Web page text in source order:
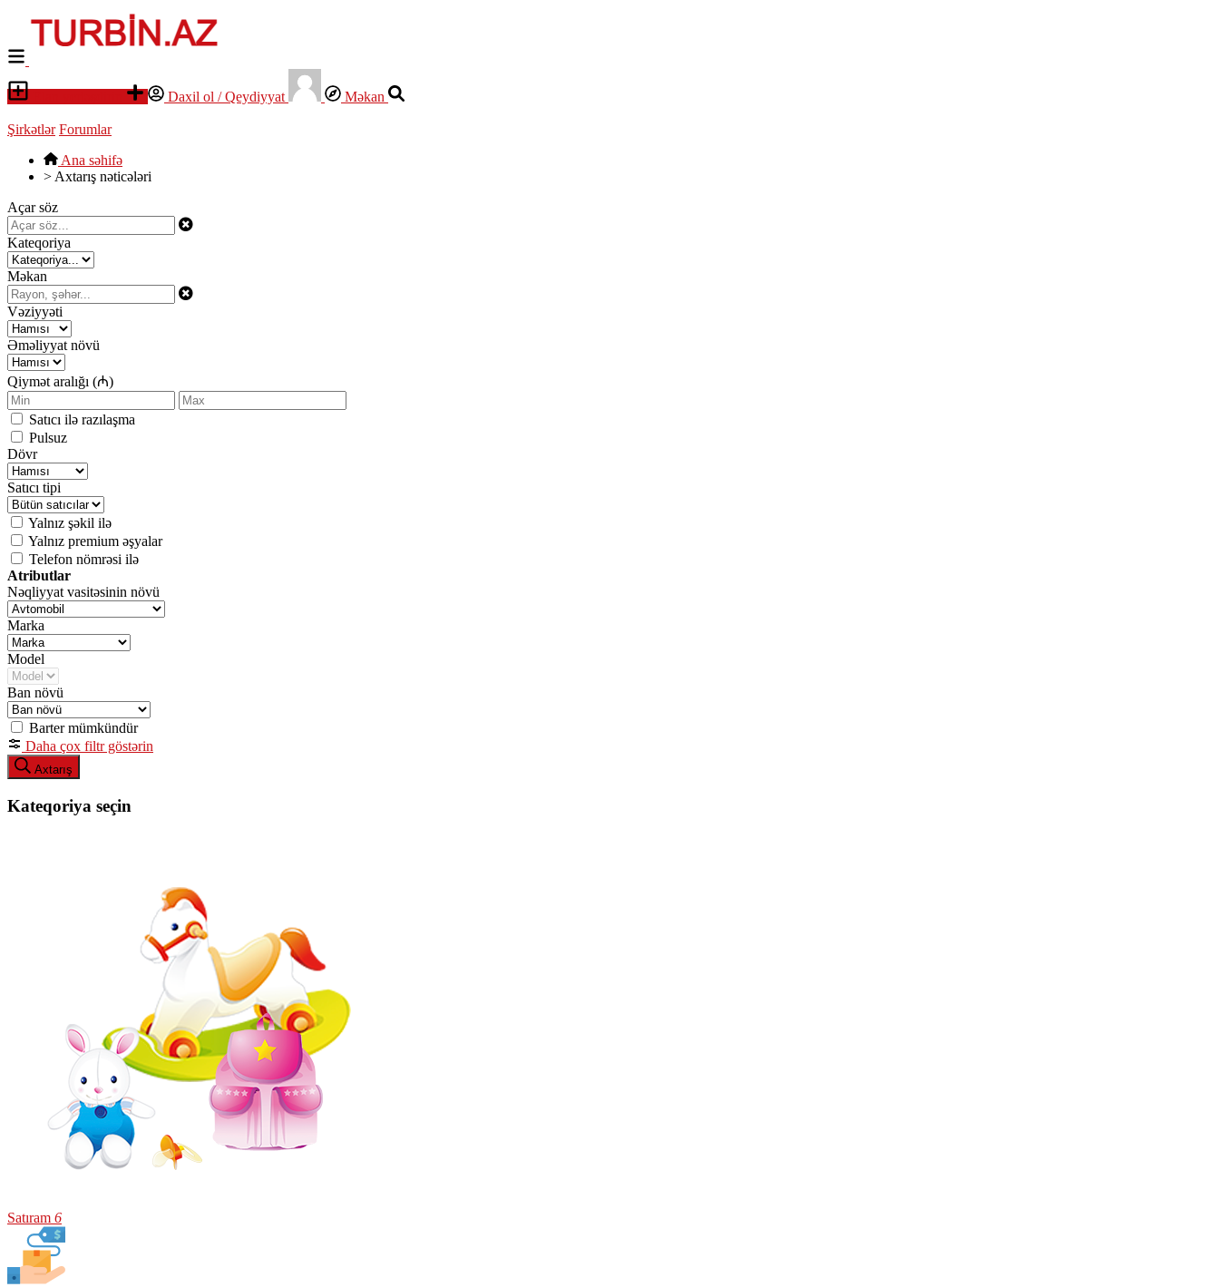
Daxil ol / Qeydiyyat Məkan
Şirkətlər Forumlar
Ana səhifə
> Axtarış nəticələri
Açar söz
Kateqoriya
Məkan
Vəziyyəti
Əməliyyat növü
Qiymət aralığı (₼)
Satıcı ilə razılaşma
Pulsuz
Dövr
Satıcı tipi
Yalnız şəkil ilə
Yalnız premium əşyalar
Telefon nömrəsi ilə
Atributlar
Nəqliyyat vasitəsinin növü
Marka
Model
Ban növü
Barter mümkündür
Daha çox filtr göstərin
Axtarış
Kateqoriya seçin
Satıram 6